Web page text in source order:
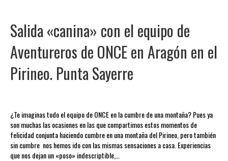
Salida «canina» con el equipo de
Aventureros de ONCE en Aragón en el
Pirineo. Punta Sayerre
¿Te imaginas todo el equipo de ONCE en la cumbre de una montaña? Pues ya
son muchas las ocasiones en las que compartimos estos momentos de
felicidad conjunta haciendo cumbre en una montaña del Pirineo, pero también
sin cumbre nos hemos ido con las mismas sensaciones a casa. Experiencias
que nos dejan un «poso» indescriptible,…